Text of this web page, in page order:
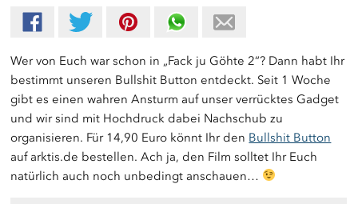
Wer von Euch war schon in „Fack ju Göhte 2“? Dann habt Ihr
bestimmt unseren Bullshit Button entdeckt. Seit 1 Woche
gibt es einen wahren Ansturm auf unser verrücktes Gadget
und wir sind mit Hochdruck dabei Nachschub zu
organisieren. Für 14,90 Euro könnt Ihr den Bullshit Button
auf arktis.de bestellen. Ach ja, den Film solltet Ihr Euch
natürlich auch noch unbedingt anschauen…